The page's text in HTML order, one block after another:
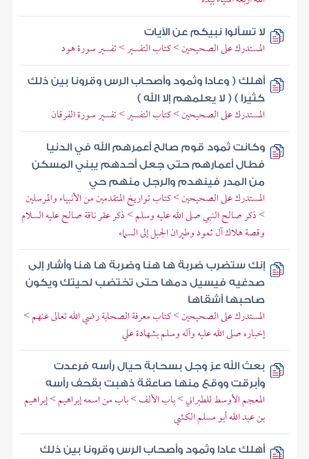
لا تسألوا نبيكم عن الآيات
المستدرك على الصحيحين > كتاب التفسير > تفسير سورة هود
أهلك ( وعادا وثمود وأصحاب الرس وقرونا بين ذلك
كثيرا ) ( لا يعلمهم إلا الله )
المستدرك على الصحيحين > كتاب التفسير > تفسير سورة الفرقان
وكانت ثمود قوم صالح أعمرهم الله في الدنيا
فطال أعمارهم حتى جعل أحدهم يبني المسكن
من المدر فينهدم والرجل منهم حي
المستدرك على الصحيحين > كتاب تواريخ المتقدمين من الأنبياء والمرسلين
> ذكر صالح النبي صلى الله عليه وسلم > ذكر عقر ناقة صالح عليه السلام
وقصة هلاك آل ثمود وطيران الجبل إلى السماء
إنك ستضرب ضربة ها هنا وضربة ها هنا وأشار إلى
صدغيه فيسيل دمها حتى تختضب لحيتك ويكون
صاحبها أشقاها
المستدرك على الصحيحين > كتاب معرفة الصحابة رضي الله تعالى عنهم >
إخباره صلى الله عليه وآله وسلم بشهادة علي
بعث الله عز وجل بسحابة حيال رأسه فرعدت
وأبرقت ووقع منها صاعقة ذهبت بقحف رأسه
المعجم الأوسط للطبراني > باب الألف > باب من اسمه إبراهيم > إبراهيم
بن عبد الله أبو مسلم الكشي
أهلك عادا وثمود وأصحاب الرس وقرونا بين ذلك